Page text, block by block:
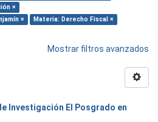
×
×
Materia: Derecho Fiscal ×
Mostrar filtros avanzados
Investigación El Posgrado en